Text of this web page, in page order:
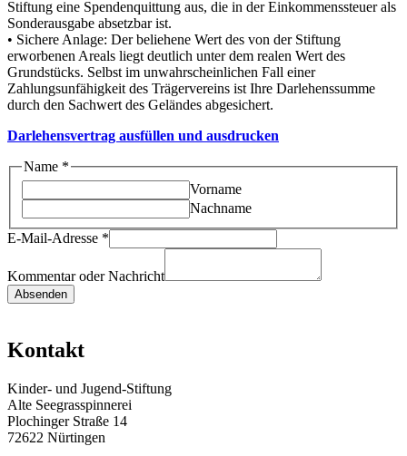
Stiftung eine Spendenquittung aus, die in der Einkommenssteuer als
Sonderausgabe absetzbar ist.
• Sichere Anlage: Der beliehene Wert des von der Stiftung
erworbenen Areals liegt deutlich unter dem realen Wert des
Grundstücks. Selbst im unwahrscheinlichen Fall einer
Zahlungsunfähigkeit des Trägervereins ist Ihre Darlehenssumme
durch den Sachwert des Geländes abgesichert.
Darlehensvertrag ausfüllen und ausdrucken
Name *
Vorname
Nachname
E-Mail-Adresse *
Mail-
Adresse
Nachricht
Kommentar oder Nachricht
Absenden
Kontakt
Kinder- und Jugend-Stiftung
Alte Seegrasspinnerei
Plochinger Straße 14
72622 Nürtingen